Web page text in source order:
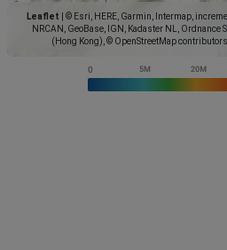
Leaflet
© Esri, HERE, Garmin, Intermap,
NRCAN, GeoBase, IGN, Kadaster NL, Ordnance
(Hong Kong), © OpenStreetMap